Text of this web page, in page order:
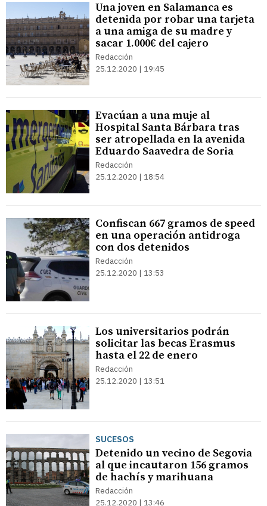
Una joven en Salamanca es
detenida por robar una tarjeta
a una amiga de su madre y
sacar 1.000€ del cajero
Redacción
25.12.2020 | 19:45
Evacúan a una muje al
Hospital Santa Bárbara tras
ser atropellada en la avenida
Eduardo Saavedra de Soria
Redacción
25.12.2020 | 18:54
Confiscan 667 gramos de speed
en una operación antidroga
con dos detenidos
Redacción
25.12.2020 | 13:53
Los universitarios podrán
solicitar las becas Erasmus
hasta el 22 de enero
Redacción
25.12.2020 | 13:51
SUCESOS
Detenido un vecino de Segovia
al que incautaron 156 gramos
de hachís y marihuana
Redacción
25.12.2020 | 13:46